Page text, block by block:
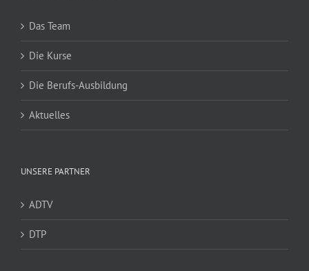
Das Team
Die Kurse
Die Berufs-Ausbildung
Aktuelles
UNSERE PARTNER
ADTV
DTP